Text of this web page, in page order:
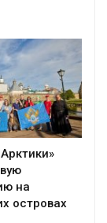
на
островах